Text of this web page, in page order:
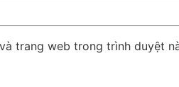
trang web trong trình duyệt